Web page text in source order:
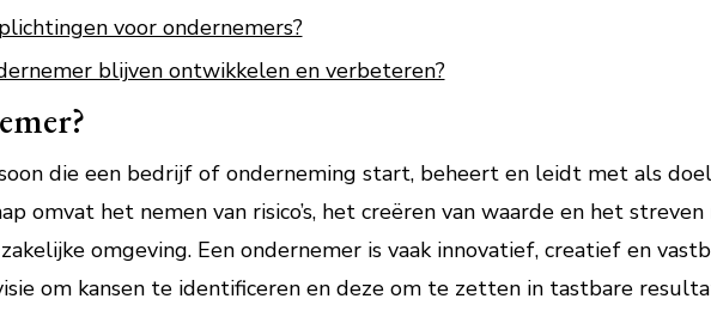
voor ondernemers?
blijven ontwikkelen en verbeteren?
die een bedrijf of onderneming start, beheert en leidt met als
omvat het nemen van risico’s, het creëren van waarde en het
omgeving. Een ondernemer is vaak innovatief, creatief en
om kansen te identificeren en deze om te zetten in tastbare